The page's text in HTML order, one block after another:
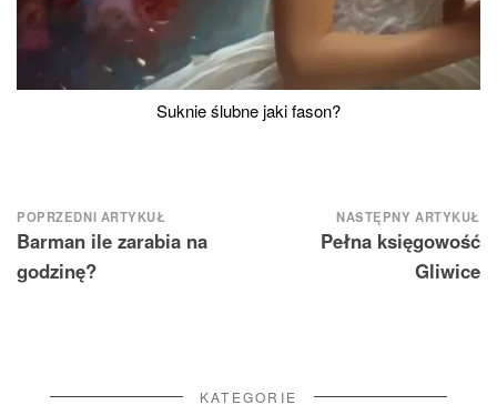
Suknie ślubne jaki fason?
Nawigacja
wpisu
POPRZEDNI ARTYKUŁ
Barman ile zarabia na
godzinę?
NASTĘPNY ARTYKUŁ
Pełna księgowość
Gliwice
KATEGORIE